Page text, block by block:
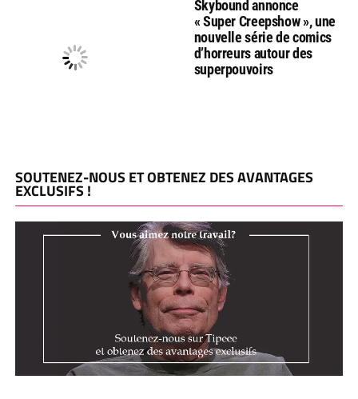
Skybound annonce
« Super Creepshow », une
nouvelle série de comics
d’horreurs autour des
superpouvoirs
SOUTENEZ-NOUS ET OBTENEZ DES AVANTAGES
EXCLUSIFS !